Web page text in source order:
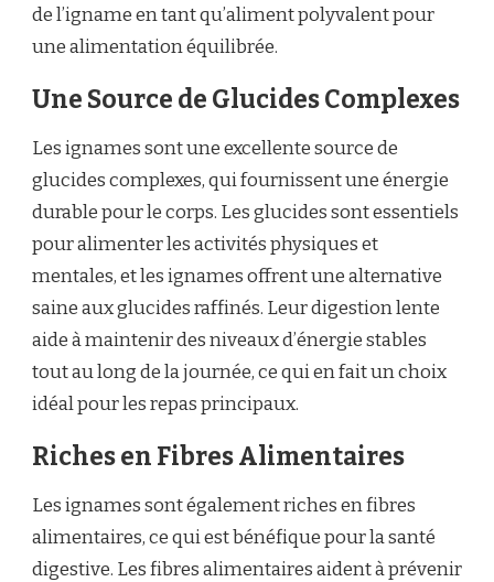
de l’igname en tant qu’aliment polyvalent pour
une alimentation équilibrée.
Une Source de Glucides Complexes
Les ignames sont une excellente source de
glucides complexes, qui fournissent une énergie
durable pour le corps. Les glucides sont essentiels
pour alimenter les activités physiques et
mentales, et les ignames offrent une alternative
saine aux glucides raffinés. Leur digestion lente
aide à maintenir des niveaux d’énergie stables
tout au long de la journée, ce qui en fait un choix
idéal pour les repas principaux.
Riches en Fibres Alimentaires
Les ignames sont également riches en fibres
alimentaires, ce qui est bénéfique pour la santé
digestive. Les fibres alimentaires aident à prévenir